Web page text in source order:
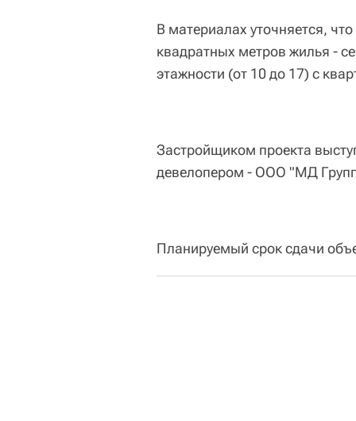
В материалах уточняется,
квадратных метров жилья -
этажности (от 10 до 17) с
Застройщиком проекта
девелопером - ООО "МД
Планируемый срок сдачи